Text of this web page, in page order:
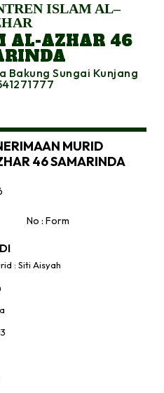
ISLAM AL–
AL-AZHAR 46
Bakung Sungai Kunjang
MURID
46 SAMARINDA
No : Form
: Siti Aisyah